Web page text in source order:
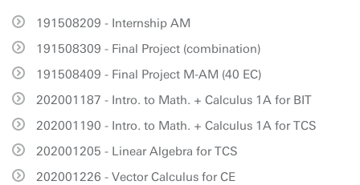
191508209 - Internship AM
191508309 - Final Project (combination)
191508409 - Final Project M-AM (40 EC)
202001187 - Intro. to Math. + Calculus 1A for BIT
202001190 - Intro. to Math. + Calculus 1A for TCS
202001205 - Linear Algebra for TCS
202001226 - Vector Calculus for CE